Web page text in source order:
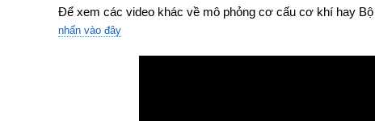
Để xem các video khác về mô phỏng cơ cấu cơ khí hay
nhấn vào đây